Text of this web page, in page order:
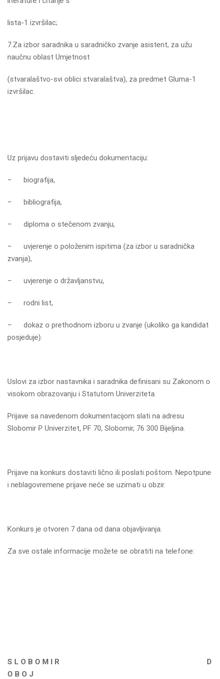
lista-1 izvršilac;
7.Za izbor saradnika u saradničko zvanje asistent, za užu
naučnu oblast Umjetnost
(stvaralaštvo-svi oblici stvaralaštva), za predmet Gluma-1
izvršilac.
Uz prijavu dostaviti sljedeću dokumentaciju:
– biografija,
– bibliografija,
– diploma o stečenom zvanju,
– uvjerenje o položenim ispitima (za izbor u saradnička
zvanja),
– uvjerenje o državljanstvu,
– rodni list,
– dokaz o prethodnom izboru u zvanje (ukoliko ga kandidat
posjeduje).
Uslovi za izbor nastavnika i saradnika definisani su Zakonom o
visokom obrazovanju i Statutom Univerziteta.
Prijave sa navedenom dokumentacijom slati na adresu
Slobomir P Univerzitet, PF 70, Slobomir, 76 300 Bijeljina.
Prijave na konkurs dostaviti lično ili poslati poštom. Nepotpune
i neblagovremene prijave neće se uzimati u obzir.
Konkurs je otvoren 7 dana od dana objavljivanja.
Za sve ostale informacije možete se obratiti na telefone:
S L O B O M I R
D
O B O J